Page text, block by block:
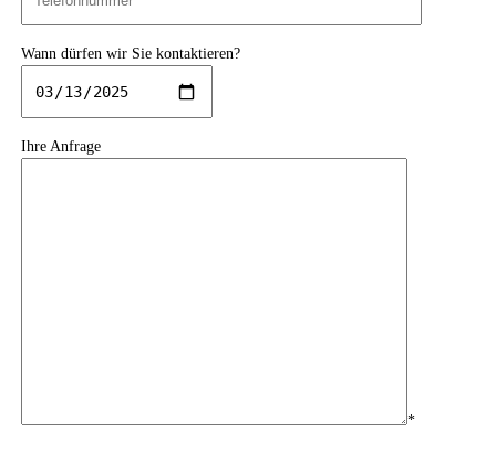
Wann dürfen wir Sie kontaktieren?
Ihre Anfrage
*